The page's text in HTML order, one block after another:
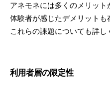
アネモネには多くのメリッ
体験者が感じたデメリットも
これらの課題についても詳し
利用者層の限定性